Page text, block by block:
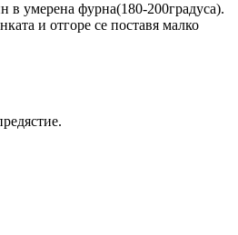
в умерена фурна(180-200градуса).
и отгоре се поставя малко